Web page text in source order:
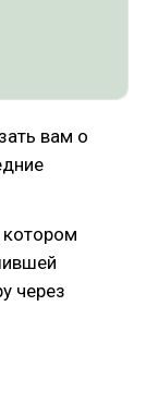
вам о
котором
через